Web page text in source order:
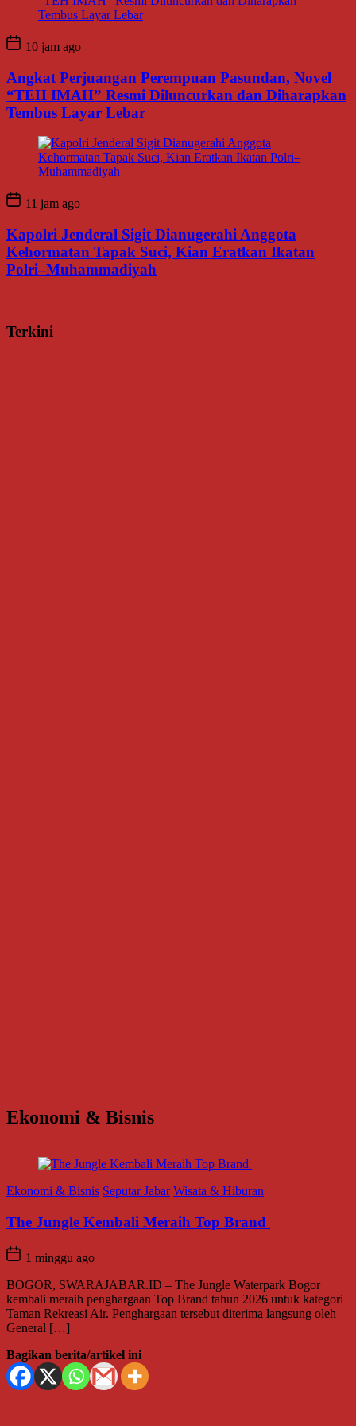
10 jam ago
Angkat Perjuangan Perempuan Pasundan, Novel
“TEH IMAH” Resmi Diluncurkan dan Diharapkan
Tembus Layar Lebar
11 jam ago
Kapolri Jenderal Sigit Dianugerahi Anggota
Kehormatan Tapak Suci, Kian Eratkan Ikatan
Polri–Muhammadiyah
Terkini
Ekonomi & Bisnis
Ekonomi & Bisnis Seputar Jabar Wisata & Hiburan
The Jungle Kembali Meraih Top Brand
1 minggu ago
BOGOR, SWARAJABAR.ID – The Jungle Waterpark Bogor
kembali meraih penghargaan Top Brand tahun 2026 untuk kategori
Taman Rekreasi Air. Penghargaan tersebut diterima langsung oleh
General […]
Bagikan berita/artikel ini